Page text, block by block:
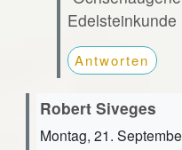
Edelsteinkunde
Antworten
Robert Siveges
Montag, 21.